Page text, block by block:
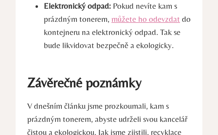
Elektronický odpad: Pokud nevíte kam s
prázdným tonerem, můžete ho odevzdat do
kontejneru na elektronický odpad. Tak se
bude likvidovat bezpečně a ekologicky.
Závěrečné poznámky
V dnešním článku jsme prozkoumali, kam s
prázdným tonerem, abyste udrželi svou kancelář
čistou a ekologickou. Jak jsme zjistili, recyklace